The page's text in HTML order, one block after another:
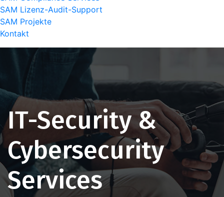
SAM Lizenz-Audit-Support
SAM Projekte
Kontakt
IT-Security &
Cybersecurity
Services